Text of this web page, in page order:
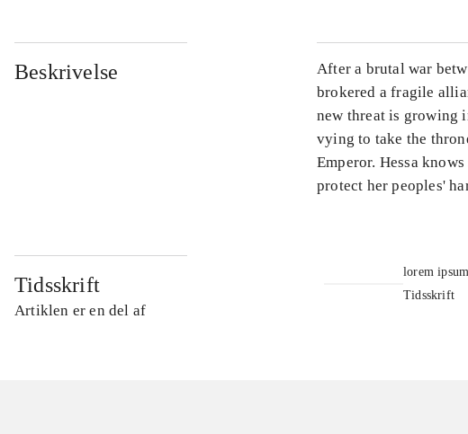
Beskrivelse
After a brutal war
brokered a fragile
new threat is growing
vying to take the
Emperor. Hessa
protect her peoples'
Tidsskrift
Artiklen er en del af
lorem
Tidsskrift